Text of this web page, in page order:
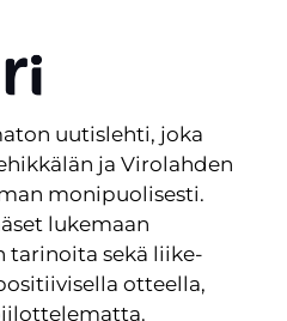
uutislehti, joka
ja Virolahden
monipuolisesti.
lukemaan
tarinoita sekä liike-
otteella,